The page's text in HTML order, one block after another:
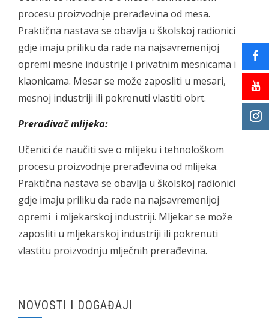
procesu proizvodnje prerađevina od mesa.
Praktična nastava se obavlja u školskoj radionici
gdje imaju priliku da rade na najsavremenijoj
opremi mesne industrije i privatnim mesnicama i
klaonicama. Mesar se može zaposliti u mesari,
mesnoj industriji ili pokrenuti vlastiti obrt.
Prerađivač mlijeka:
Učenici će naučiti sve o mlijeku i tehnološkom
procesu proizvodnje prerađevina od mlijeka.
Praktična nastava se obavlja u školskoj radionici
gdje imaju priliku da rade na najsavremenijoj
opremi i mljekarskoj industriji. Mljekar se može
zaposliti u mljekarskoj industriji ili pokrenuti
vlastitu proizvodnju mlječnih prerađevina.
NOVOSTI I DOGAĐAJI